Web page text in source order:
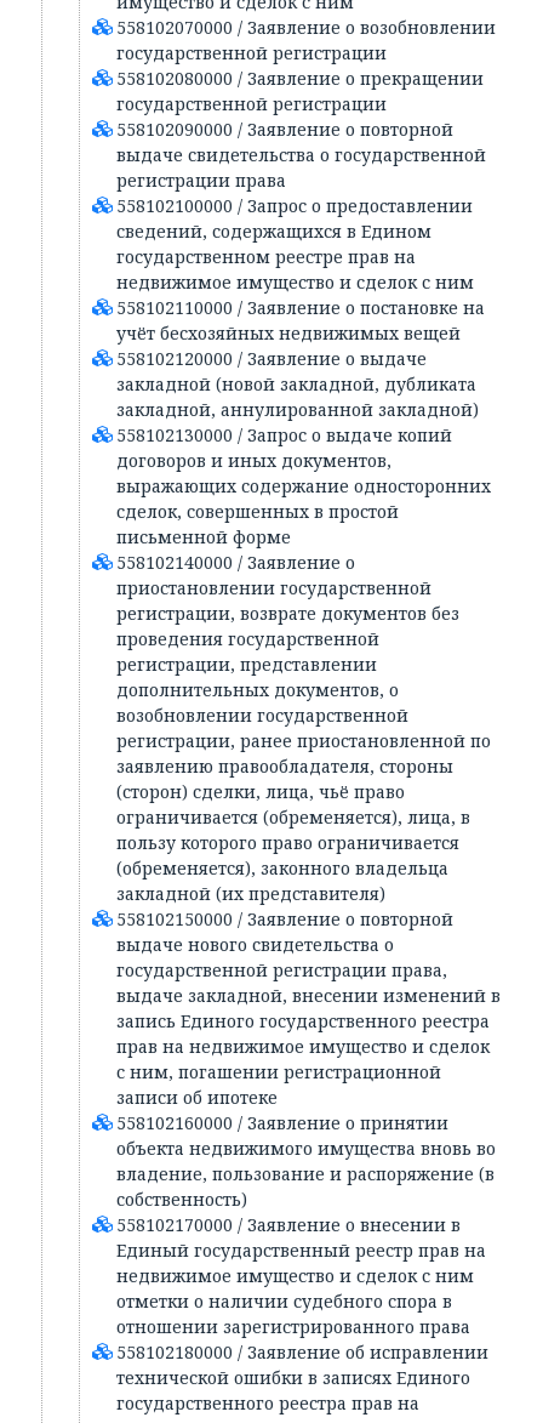
558102070000 / Заявление о возобновлении
государственной регистрации
558102080000 / Заявление о прекращении
государственной регистрации
558102090000 / Заявление о повторной
выдаче свидетельства о государственной
регистрации права
558102100000 / Запрос о предоставлении
сведений, содержащихся в Едином
государственном реестре прав на
недвижимое имущество и сделок с ним
558102110000 / Заявление о постановке на
учёт бесхозяйных недвижимых вещей
558102120000 / Заявление о выдаче
закладной (новой закладной, дубликата
закладной, аннулированной закладной)
558102130000 / Запрос о выдаче копий
договоров и иных документов,
выражающих содержание односторонних
сделок, совершенных в простой
письменной форме
558102140000 / Заявление о
приостановлении государственной
регистрации, возврате документов без
проведения государственной
регистрации, представлении
дополнительных документов, о
возобновлении государственной
регистрации, ранее приостановленной по
заявлению правообладателя, стороны
(сторон) сделки, лица, чьё право
ограничивается (обременяется), лица, в
пользу которого право ограничивается
(обременяется), законного владельца
закладной (их представителя)
558102150000 / Заявление о повторной
выдаче нового свидетельства о
государственной регистрации права,
выдаче закладной, внесении изменений в
запись Единого государственного реестра
прав на недвижимое имущество и сделок
с ним, погашении регистрационной
записи об ипотеке
558102160000 / Заявление о принятии
объекта недвижимого имущества вновь во
владение, пользование и распоряжение (в
собственность)
558102170000 / Заявление о внесении в
Единый государственный реестр прав на
недвижимое имущество и сделок с ним
отметки о наличии судебного спора в
отношении зарегистрированного права
558102180000 / Заявление об исправлении
технической ошибки в записях Единого
государственного реестра прав на